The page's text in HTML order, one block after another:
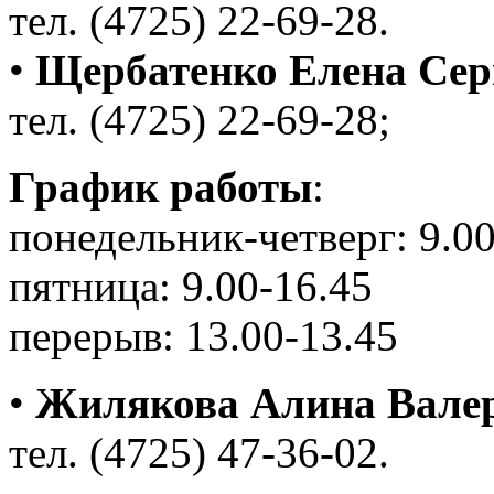
тел. (4725) 22-69-28.
• Щербатенко Елена
тел. (4725) 22-69-28;
График работы:
понедельник-четверг:
пятница: 9.00-16.45
перерыв: 13.00-13.45
• Жилякова Алина
тел. (4725) 47-36-02.